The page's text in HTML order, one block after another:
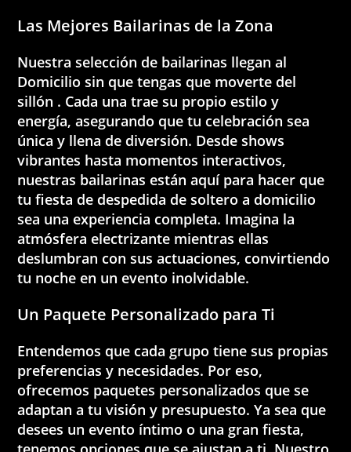
Las Mejores Bailarinas de la Zona
Nuestra selección de bailarinas llegan al
Domicilio sin que tengas que moverte del
sillón . Cada una trae su propio estilo y
energía, asegurando que tu celebración sea
única y llena de diversión. Desde shows
vibrantes hasta momentos interactivos,
nuestras bailarinas están aquí para hacer que
tu fiesta de despedida de soltero a domicilio
sea una experiencia completa. Imagina la
atmósfera electrizante mientras ellas
deslumbran con sus actuaciones, convirtiendo
tu noche en un evento inolvidable.
Un Paquete Personalizado para Ti
Entendemos que cada grupo tiene sus propias
preferencias y necesidades. Por eso,
ofrecemos paquetes personalizados que se
adaptan a tu visión y presupuesto. Ya sea que
desees un evento íntimo o una gran fiesta,